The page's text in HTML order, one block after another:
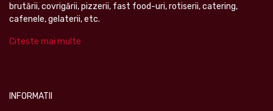
brutării, covrigării, pizzerii, fast food-uri, rotiserii, catering,
cafenele, gelaterii, etc.
Citeste mai multe
INFORMATII